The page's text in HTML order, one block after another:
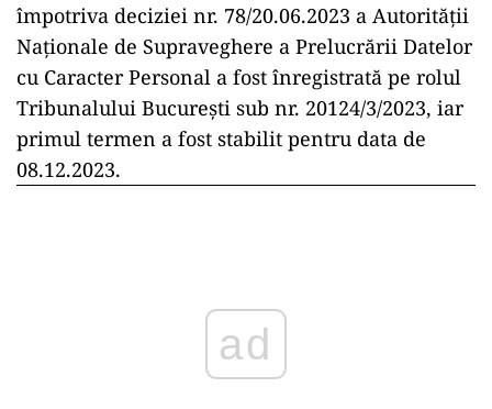
împotriva deciziei nr. 78/20.06.2023 a Autorității
Naționale de Supraveghere a Prelucrării Datelor
cu Caracter Personal a fost înregistrată pe rolul
Tribunalului București sub nr. 20124/3/2023, iar
primul termen a fost stabilit pentru data de
08.12.2023.
ad